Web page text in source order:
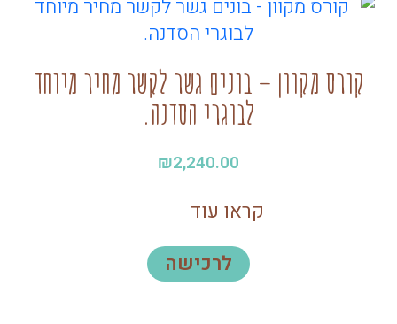
קורס מקוון – בונים גשר לקשר מחיר מיוחד
לבוגרי הסדנה.
₪2,240.00
קראו עוד
לרכישה